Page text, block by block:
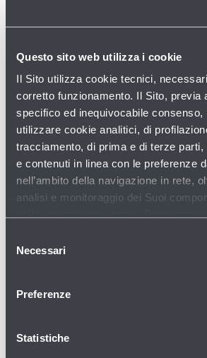
Questo sito web utilizza i cookie
Il Sito utilizza cookie tecnici,
corretto funzionamento. Il Sito, previa
specifico ed inequivocabile consenso,
utilizzare cookie analitici, di
tracciamento, di prima e di terze
e contenuti in linea con le preferenze
nell’ambito della navigazione in rete,
analisi e monitoraggio dei Suoi
La preghiamo di consultare l'
delNecessari
Preferenze
Statistiche
proseguire la collaborazione con
territorio focalizzata sui temi della
insieme progetti che vanno a
locali più vicine al Marconi.
particolare interesse a sostenere la
delle ciclabili vicine all’aeroporto,
apprestiamo a realizzare il tratto di
Eurovelo 7, nel punto di ingresso
garantendo così una rete di
ed ampia.”
Daniele Bergamini
questo
valorizzazione del territorio, grazie